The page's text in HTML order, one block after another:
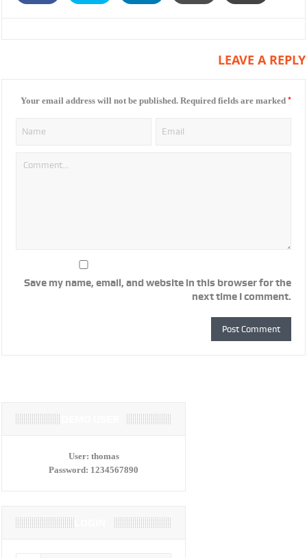
LEAVE A REPLY
Your email address will not be published. Required fields are marked *
Save my name, email, and website in this browser for the
next time I comment.
User: thomas
Password: 1234567890